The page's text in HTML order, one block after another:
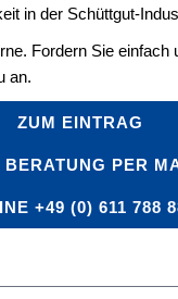
in der Schüttgut-
Fordern Sie einfach
an.
ZUM EINTRAG
BERATUNG PER
+49 (0) 611 788